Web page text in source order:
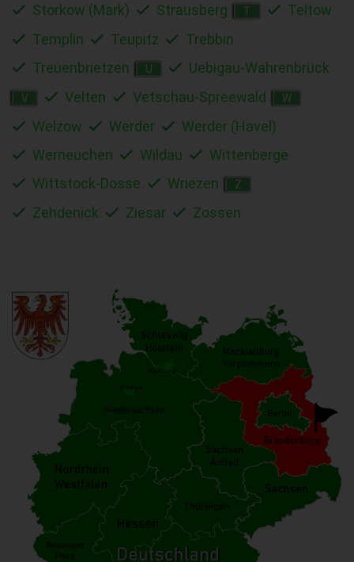
Storkow (Mark)
Strausberg T
Teltow
Templin
Teupitz
Trebbin
Treuenbrietzen
U Uebigau-Wahrenbrück
V Velten Vetschau-Spreewald W
Welzow Werder
Werder (Havel)
Werneuchen
Wildau
Wittenberge
Wittstock-Dosse
Wriezen Z
Zehdenick Ziesar Zossen